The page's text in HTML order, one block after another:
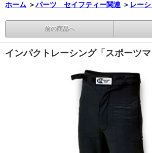
ホーム ＞パーツ セイフティー関連 ＞ レー
前の商品へ
インパクトレーシング「スポーツ